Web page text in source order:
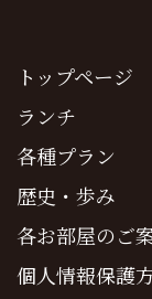
トップページ
ランチ
各種プラン
歴史・歩み
各お部屋のご
個人情報保護